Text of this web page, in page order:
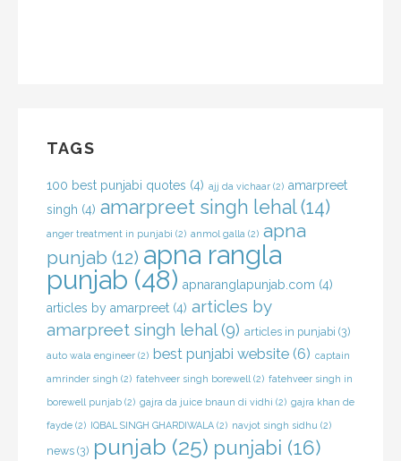
TAGS
100 best punjabi quotes (4) ajj da vichaar (2) amarpreet
singh (4) amarpreet singh lehal(14)
anger treatment in punjabi (2) anmol galla (2) apna
punjab (12) apna rangla
punjab (48) apnaranglapunjab.com (4)
articles by amarpreet (4) articles by
amarpreet singh lehal(9) articles in punjabi (3)
auto wala engineer (2) best punjabi website (6) captain
amrinder singh (2) fatehveer singh borewell (2) fatehveer singh in
borewell punjab (2) gajra da juice bnaun di vidhi (2) gajra khan de
fayde (2) IQBAL SINGH GHARDIWALA (2) navjot singh sidhu (2)
news (3) punjab (25) punjabi (16)